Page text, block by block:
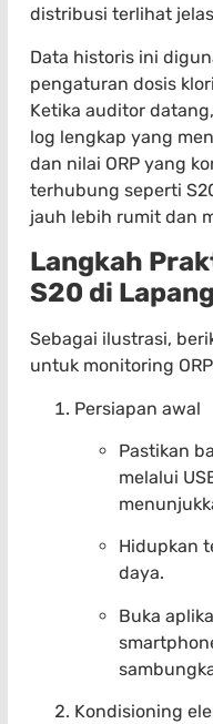
distribusi terlihat
Data historis ini
pengaturan dosis
Ketika auditor
log lengkap yang
dan nilai ORP yang
terhubung seperti
jauh lebih rumit dan
Langkah
S20 di
Sebagai ilustrasi,
untuk monitoring
Persiapan awal
Pastikan
melalui
Hidupkan
daya.
Buka
Kondisioning